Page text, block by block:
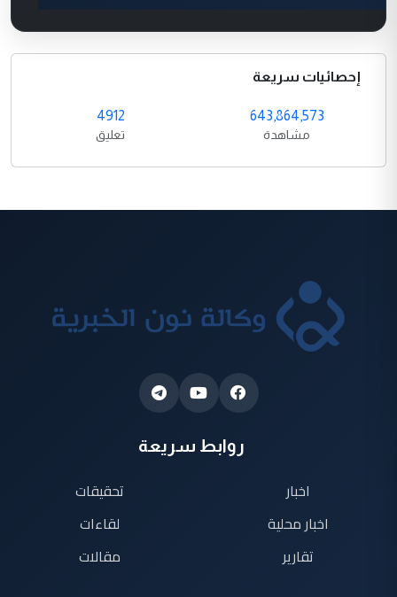
إحصائيات سريعة
643,864,573
مشاهدة
4912
تعليق
روابط سريعة
اخبار
اخبار محلية
تقارير
تحقيقات
لقاءات
مقالات